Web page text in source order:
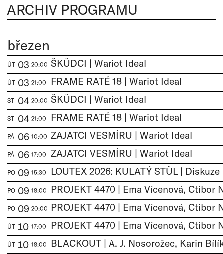
ARCHIV PROGRAMU
březen
ÚT 03 20:00 ŠKŮDCI | Wariot Ideal
ÚT 03 21:00 FRAME RATÉ 18 | Wariot Ideal
ST 04 20:00 ŠKŮDCI | Wariot Ideal
ST 04 21:00 FRAME RATÉ 18 | Wariot Ideal
PÁ 06 10:00 ZAJATCI VESMÍRU | Wariot Ideal
PÁ 06 17:00 ZAJATCI VESMÍRU | Wariot Ideal
PO 09 15:30 LOUTEX 2026: KULATÝ STŮL | Diskuze
PO 09 18:00
PO 09 20:00
ÚT 10 17:00
ÚT 10 18:00 BLACKOUT | A. J. Nosorožec, Karin